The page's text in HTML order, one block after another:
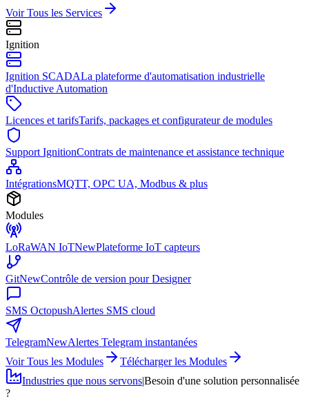
Voir Tous les Services
Ignition
Ignition SCADALa plateforme d'automatisation industrielle
d'Inductive Automation
Licences et tarifsTarifs, packages et configurateur de modules
Support IgnitionContrats de maintenance et assistance technique
IntégrationsMQTT, OPC UA, Modbus & plus
Modules
LoRaWAN IoTNewPlateforme IoT capteurs
GitNewContrôle de version pour Designer
SMS OctopushAlertes SMS cloud
TelegramNewAlertes Telegram instantanées
Voir Tous les Modules
Télécharger les Modules
Industries que nous servons|Besoin d'une solution personnalisée
?